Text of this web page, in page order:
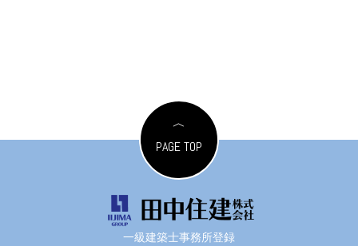
PAGE TOP
一級建築士事務所登録